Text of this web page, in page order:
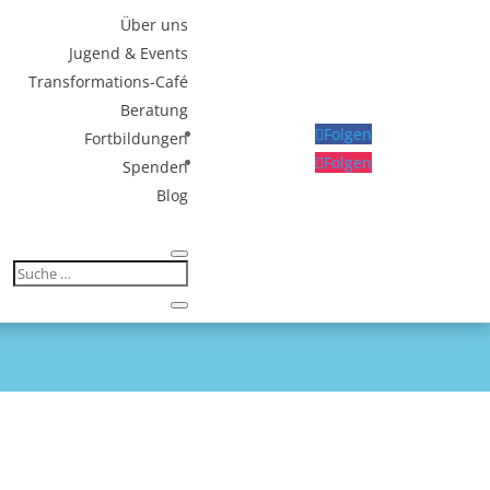
Über uns
Jugend & Events
Transformations-Café
Beratung
Fortbildungen
Spenden
Blog
Folgen
Folgen